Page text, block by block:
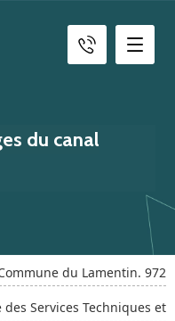
du canal
du Lamentin. 972
Services Techniques et